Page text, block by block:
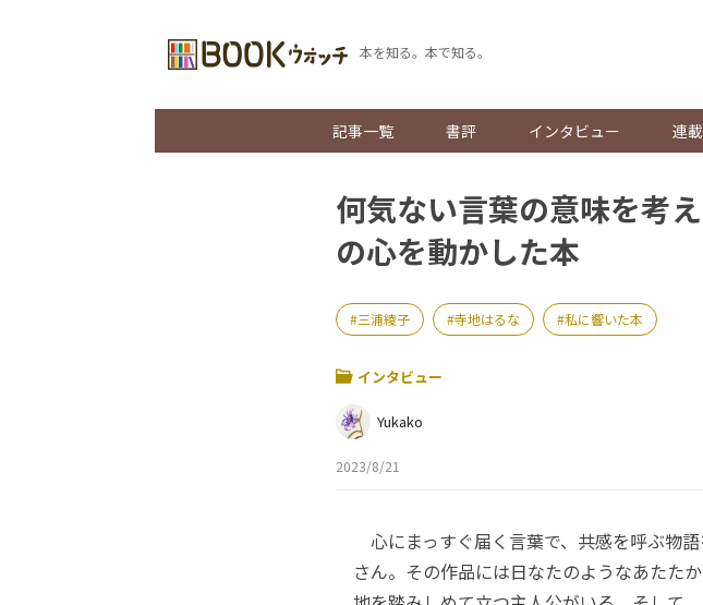
本を知る。本で知る。
記事一覧 書評 インタビュー 連載
何気ない言葉の意味を考
の心を動かした本
三浦綾子 寺地はるな 私に響いた本
インタビュー
Yukako
2023/8/21
心にまっすぐ届く言葉で、共感を呼ぶ物
さん。その作品には日なたのようなあたた